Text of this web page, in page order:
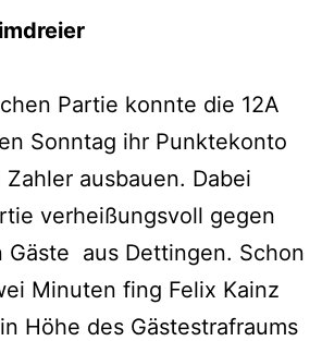
Partie konnte die 12A
Sonntag ihr Punktekonto
ausbauen. Dabei
verheißungsvoll gegen
Gäste aus Dettingen. Schon
Minuten fing Felix Kainz
Höhe des Gästestrafraums